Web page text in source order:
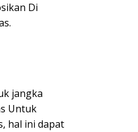
Di
jangka
Untuk
hal ini dapat